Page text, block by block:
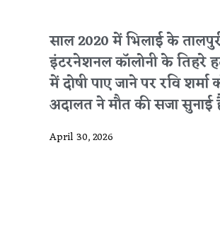
साल 2020 में भिलाई के
इंटरनेशनल कॉलोनी के तिहरे
में दोषी पाए जाने पर रवि शर्मा
अदालत ने मौत की सजा सुनाई
April 30, 2026